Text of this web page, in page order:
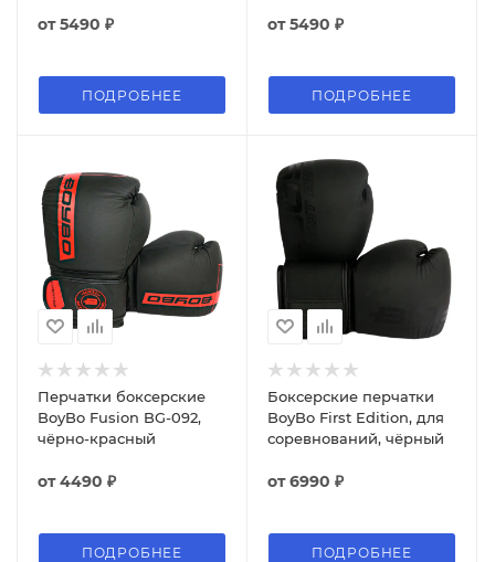
от5490 ₽
ПОДРОБНЕЕ
от5490 ₽
ПОДРОБНЕЕ
Перчатки боксерские
BoyBo Fusion BG-092,
чёрно-красный
от4490 ₽
ПОДРОБНЕЕ
Боксерские перчатки
BoyBo First Edition, для
соревнований, чёрный
от6990 ₽
ПОДРОБНЕЕ